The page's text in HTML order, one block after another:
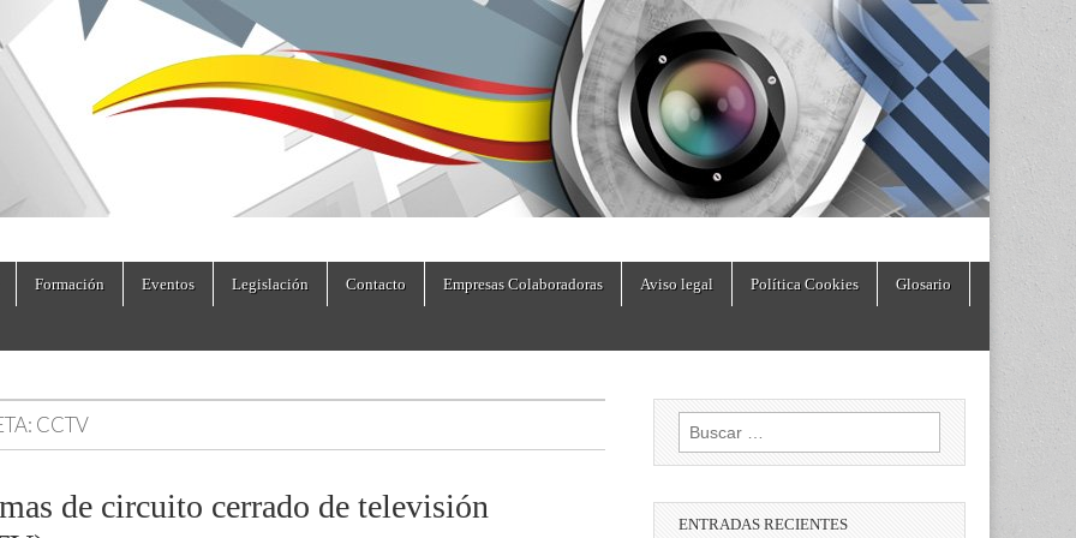
Formación Eventos Legislación Contacto Empresas Colaboradoras Aviso legal Política Cookies Glosario
CCTV
de circuito cerrado de televisión
Buscar:
ENTRADAS RECIENTES